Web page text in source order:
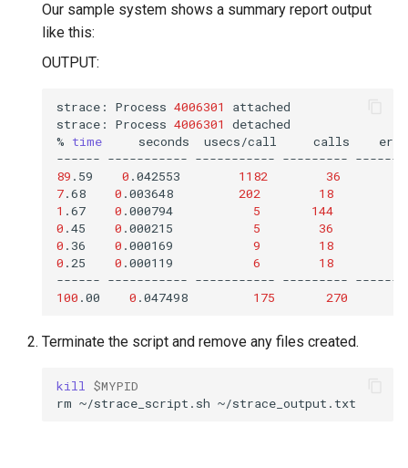
Our sample system shows a summary report output
like this:
OUTPUT:
strace: Process 4006301
attached
strace:
Process 4006301
detached
% time seconds usecs/call calls
------ ----------- ----------- ---------
89 .59 0 .042553 1182 36
7.68 0 .003648 202
18
1 .67 0 .000794 5
144
0 .45 0 .000215 5
36
0 .36 0 .000169 9
18
0 .25 0 .000119 6
18
------ ----------- ----------- ---------
100 .00 0 .047498 175 270
Terminate the script and remove any files created.
kill
$MYPID
rm ~/strace_script.sh